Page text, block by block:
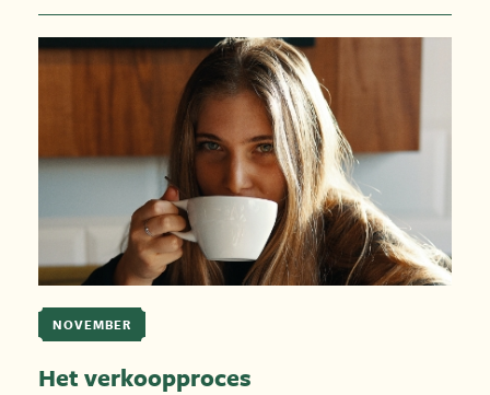
NOVEMBER
Het verkoopproces